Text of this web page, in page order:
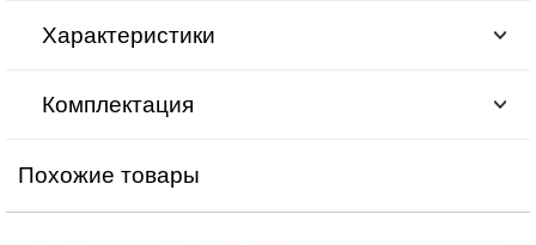
Характеристики
Комплектация
Похожие товары